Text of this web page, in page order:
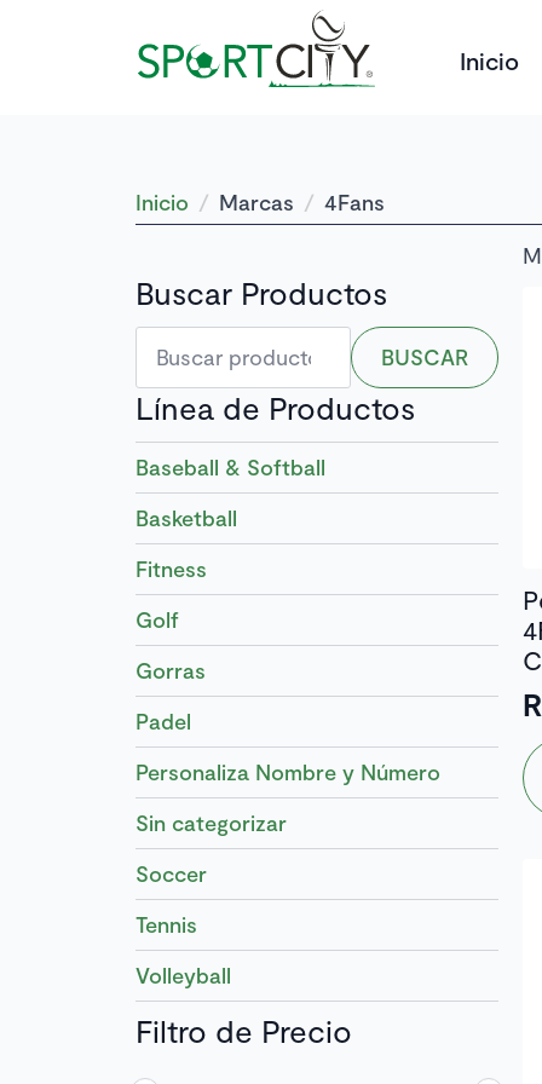
Inicio
Inicio Marcas 4Fans
Buscar Productos
Buscar
por:
BUSCAR
Línea de Productos
Baseball & Softball
Basketball
Fitness
Golf
Gorras
Padel
Personaliza Nombre y Número
Sin categorizar
Soccer
Tennis
Volleyball
Filtro de Precio